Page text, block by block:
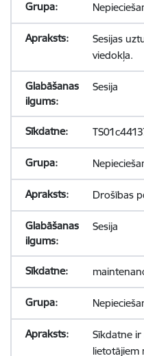
Sesijas
viedokļa.
Sesija
Drošības
Sesija
Sīkdatne ir
lietotājiem